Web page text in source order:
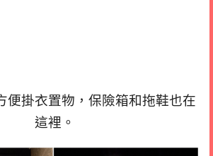
便掛衣置物，保險箱和拖鞋也在
這裡。